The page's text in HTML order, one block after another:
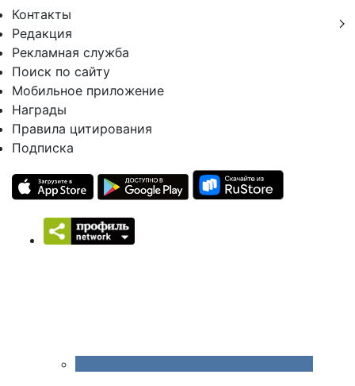
Контакты
Редакция
Рекламная служба
Поиск по сайту
Мобильное приложение
Награды
Правила цитирования
Подписка